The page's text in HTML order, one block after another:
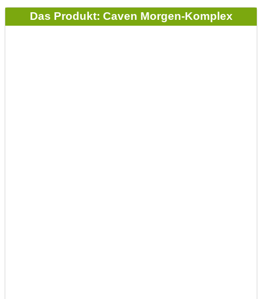
Das Produkt: Caven Morgen-Komplex